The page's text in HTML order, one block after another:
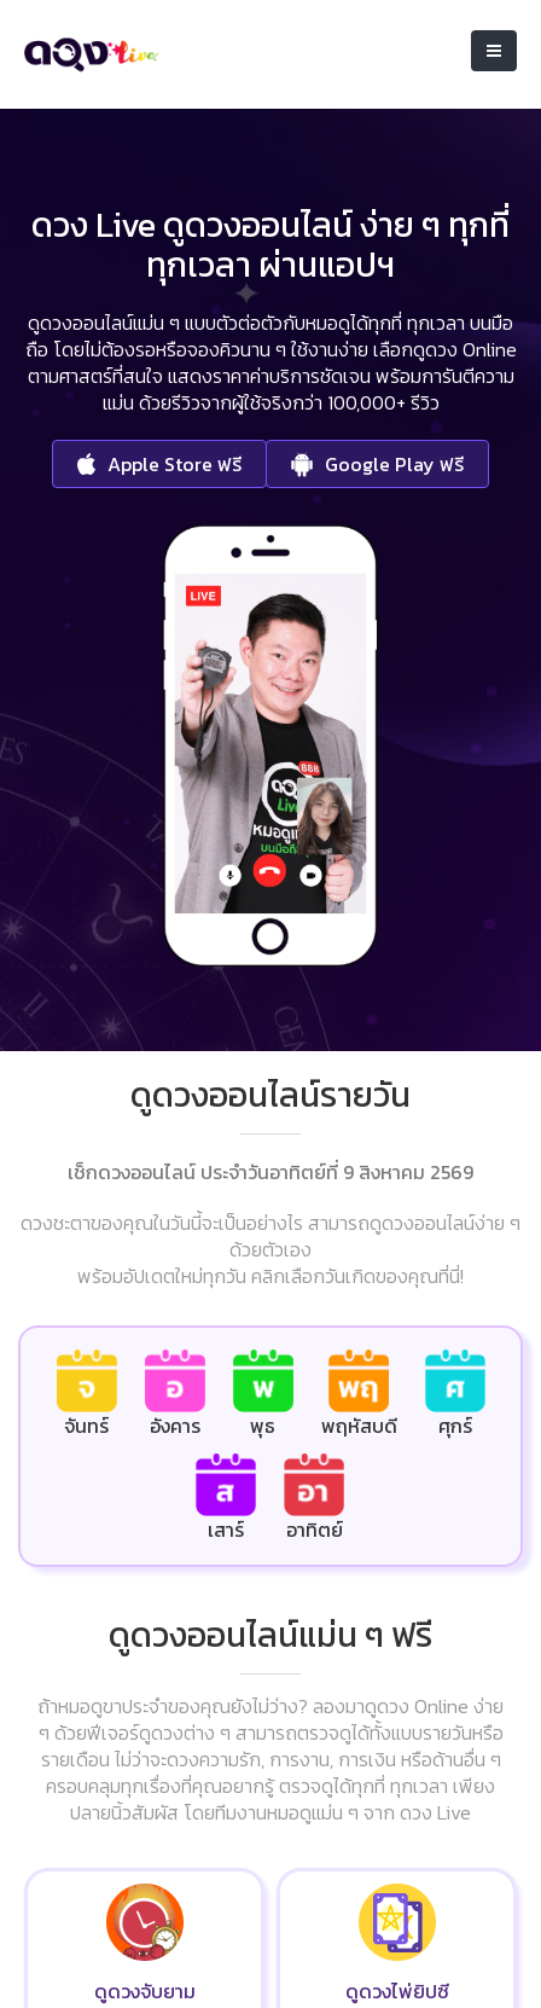
ดวง Live ดูดวงออนไลน์ ง่าย ๆ ทุกที่
ทุกเวลา ผ่านแอปฯ
ดูดวงออนไลน์แม่น ๆ แบบตัวต่อตัวกับหมอดูได้ทุกที่ ทุกเวลา บนมือ
ถือ โดยไม่ต้องรอหรือจองคิวนาน ๆ ใช้งานง่าย เลือกดูดวง Online
ตามศาสตร์ที่สนใจ แสดงราคาค่าบริการชัดเจน พร้อมการันตีความ
แม่น ด้วยรีวิวจากผู้ใช้จริงกว่า 100,000+ รีวิว
Apple Store ฟรี Google Play ฟรี
ดูดวงออนไลน์รายวัน
เช็กดวงออนไลน์ ประจำวันอาทิตย์ที่ 9 สิงหาคม 2569
ดวงชะตาของคุณในวันนี้จะเป็นอย่างไร สามารถดูดวงออนไลน์ง่าย ๆ
ด้วยตัวเอง
พร้อมอัปเดตใหม่ทุกวัน คลิกเลือกวันเกิดของคุณที่นี่!
จันทร์ อังคาร พุธ พฤหัสบดี ศุกร์
เสาร์ อาทิตย์
ดูดวงออนไลน์แม่น ๆ ฟรี
ถ้าหมอดูขาประจำของคุณยังไม่ว่าง? ลองมาดูดวง Online ง่าย
ๆ ด้วยฟีเจอร์ดูดวงต่าง ๆ สามารถตรวจดูได้ทั้งแบบรายวันหรือ
รายเดือน ไม่ว่าจะดวงความรัก, การงาน, การเงิน หรือด้านอื่น ๆ
ครอบคลุมทุกเรื่องที่คุณอยากรู้ ตรวจดูได้ทุกที่ ทุกเวลา เพียง
ปลายนิ้วสัมผัส โดยทีมงานหมอดูแม่น ๆ จาก ดวง Live
ดูดวงจับยาม ดูดวงไพ่ยิปซี